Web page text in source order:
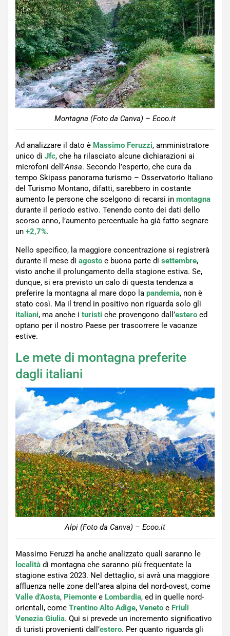
Montagna (Foto da Canva) – Ecoo.it
Ad analizzare il dato è Massimo Feruzzi, amministratore
unico di Jfc, che ha rilasciato alcune dichiarazioni ai
microfoni dell’Ansa. Secondo l’esperto, che cura da
tempo Skipass panorama turismo – Osservatorio Italiano
del Turismo Montano, difatti, sarebbero in costante
aumento le persone che scelgono di recarsi in montagna
durante il periodo estivo. Tenendo conto dei dati dello
scorso anno, l’aumento percentuale ha già fatto segnare
un +2,7%.
Nello specifico, la maggiore concentrazione si registrerà
durante il mese di agosto e buona parte di settembre,
visto anche il prolungamento della stagione estiva. Se,
dunque, si era previsto un calo di questa tendenza a
preferire la montagna al mare dopo la pandemia, non è
stato così. Ma il trend in positivo non riguarda solo gli
italiani, ma anche i turisti che provengono dall’estero ed
optano per il nostro Paese per trascorrere le vacanze
estive.
Le mete di montagna preferite
dagli italiani
Alpi (Foto da Canva) – Ecoo.it
Massimo Feruzzi ha anche analizzato quali saranno le
località di montagna che saranno più frequentate la
stagione estiva 2023. Nel dettaglio, si avrà una maggiore
affluenza nelle zone dell’area alpina del nord-ovest, come
Valle d’Aosta, Piemonte e Lombardia, ed in quelle nord-
orientali, come Trentino Alto Adige, Veneto e Friuli
Venezia Giulia. Qui si prevede un incremento significativo
di turisti provenienti dall’estero. Per quanto riguarda gli